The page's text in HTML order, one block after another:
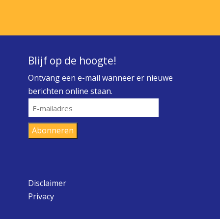
Blijf op de hoogte!
Ontvang een e-mail wanneer er nieuwe
berichten online staan.
E-
mailadres
Abonneren
Disclaimer
Privacy